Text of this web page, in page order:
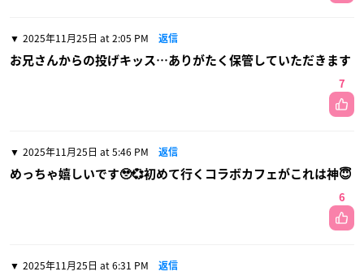
2025年11月25日 at 2:05 PM 返信
お兄さんからの投げキッス…ありがたく保管していただきます
7
2025年11月25日 at 5:46 PM 返信
めっちゃ嬉しいです🥹💞初めて行くコラボカフェがこれは神😇
6
2025年11月25日 at 6:31 PM 返信